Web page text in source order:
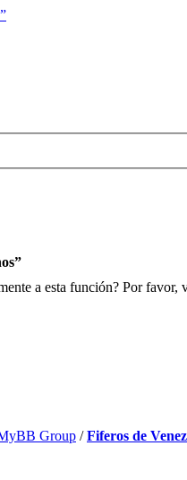
a esta función? Por favor,
Group /Fiferos de